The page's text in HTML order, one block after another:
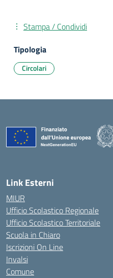
Stampa / Condividi
Tipologia
Circolari
Link Esterni
MIUR
Ufficio Scolastico Regionale
Ufficio Scolastico Territoriale
Scuola in Chiaro
Iscrizioni On Line
Invalsi
Comune